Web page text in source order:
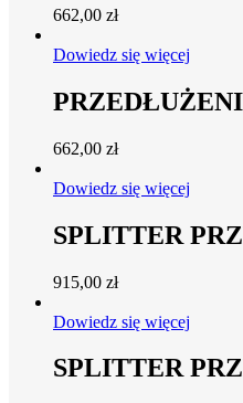
662,00 zł
Dowiedz się więcej
662,00 zł
Dowiedz się więcej
SPLITTER
915,00 zł
Dowiedz się więcej
SPLITTER